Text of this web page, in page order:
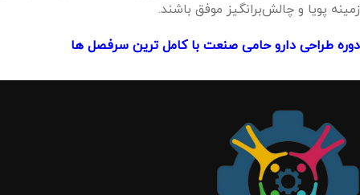
زمینه پویا و چالش‌برانگیز موفق باشند.
دوره طراحی دارو حامی صنعت با کامل ترین سرفصل ها